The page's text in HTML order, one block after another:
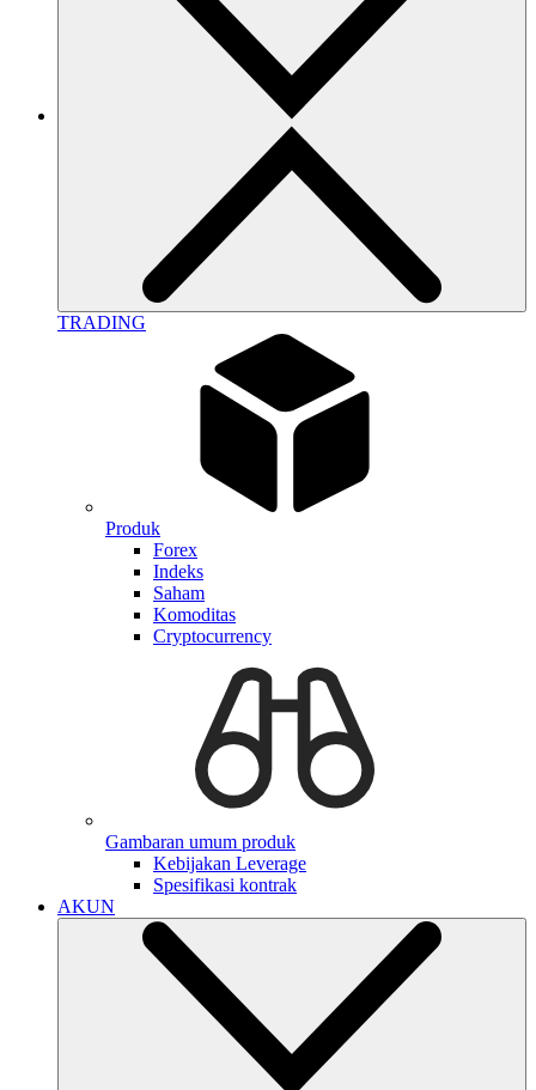
TRADING
Produk
Forex
Indeks
Saham
Komoditas
Cryptocurrency
Gambaran umum produk
Kebijakan Leverage
Spesifikasi kontrak
AKUN